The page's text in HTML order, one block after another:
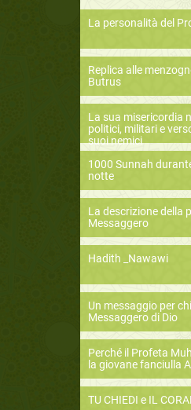
La personalità del
Replica alle
Butrus
La sua misericordia
politici, militari e
suoi nemici
1000 Sunnah
notte
La descrizione della
Messaggero
Hadith _Nawawi
Un messaggio per
Messaggero di Dio
Perché il Profeta
la giovane fanciulla
TU CHIEDI e IL